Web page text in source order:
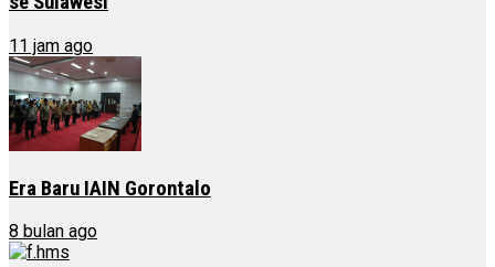
11 jam ago
Era Baru IAIN Gorontalo
8 bulan ago